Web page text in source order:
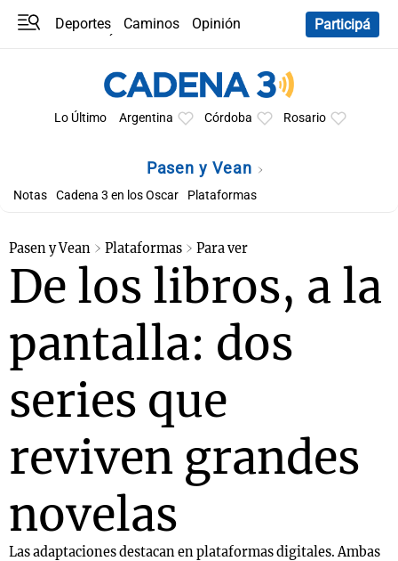
Deportes Caminos
Opinión
Participá
Lo Último Argentina Córdoba Rosario
Pasen y Vean
Notas Cadena 3 en los Oscar Plataformas
Pasen y Vean Plataformas Para ver
De los libros, a la
pantalla: dos
series que
reviven grandes
novelas
Las adaptaciones destacan en plataformas digitales. Ambas